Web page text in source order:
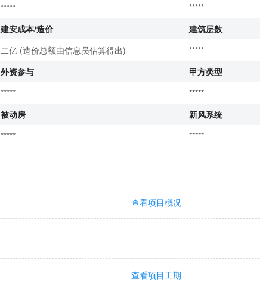
***** *****
建安成本/造价 建筑层数
二亿 (造价总额由信息员估算得出) *****
外资参与 甲方类型
***** *****
被动房 新风系统
***** *****
查看项目概况
查看项目工期